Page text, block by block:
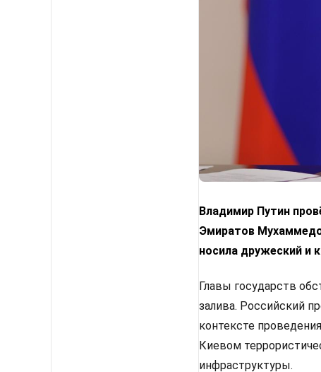
Владимир Путин
Эмиратов
носила дружеский и
Главы государств
залива. Российский
контексте
Киевом
инфраструктуры.